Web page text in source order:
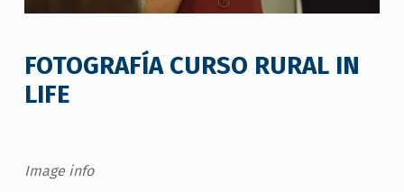
FOTOGRAFÍA CURSO RURAL IN
LIFE
Image info